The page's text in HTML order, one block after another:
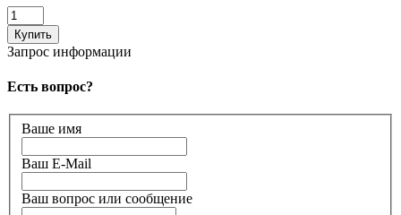
Запрос информации
Есть вопрос?
Ваше имя
Ваш E-Mail
Ваш вопрос или сообщение